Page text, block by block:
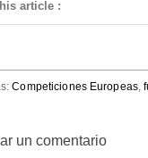
article :
Competiciones Europeas,
un comentario